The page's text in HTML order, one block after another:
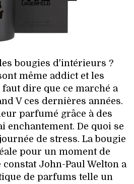
TECH
AUTO
DE RUE
CRÉATEURS
bougies d'intérieurs ?
même addict et les
dire que ce marché a
V ces dernières années.
parfumé grâce à des
enchantement. De quoi se
de stress. La bougie
pour un moment de
constat John-Paul Welton a
de parfums telle un